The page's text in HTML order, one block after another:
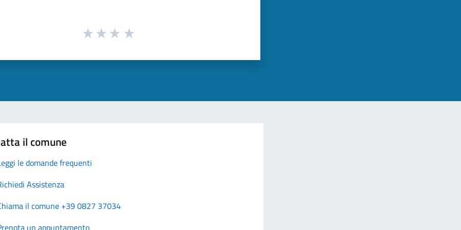
il comune
le domande frequenti
Assistenza
il comune +39 0827 37034
un appuntamento